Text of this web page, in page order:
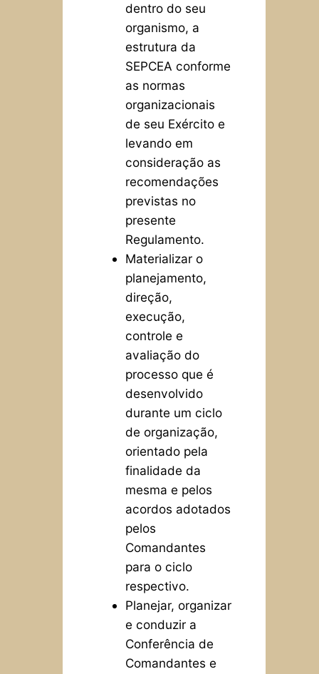
dentro do seu
organismo, a
estrutura da
SEPCEA conforme
as normas
organizacionais
de seu Exército e
levando em
consideração as
recomendações
previstas no
presente
Regulamento.
Materializar o
planejamento,
direção,
execução,
controle e
avaliação do
processo que é
desenvolvido
durante um ciclo
de organização,
orientado pela
finalidade da
mesma e pelos
acordos adotados
pelos
Comandantes
para o ciclo
respectivo.
Planejar, organizar
e conduzir a
Conferência de
Comandantes e